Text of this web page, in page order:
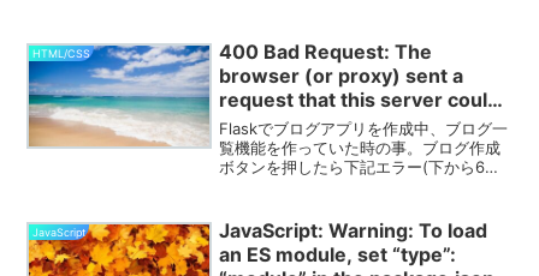
然ながらここから始まります。Macで仮
想環...
HTML/CSS
400 Bad Request: The
browser (or proxy) sent a
request that this server could
not understand.が出た時の対応
例
Flaskでブログアプリを作成中、ブログ一
覧機能を作っていた時の事。ブログ作成
ボタンを押したら下記エラー(下から6行
＊/application/flask_blo...
JavaScript
JavaScript: Warning: To load
an ES module, set “type”: